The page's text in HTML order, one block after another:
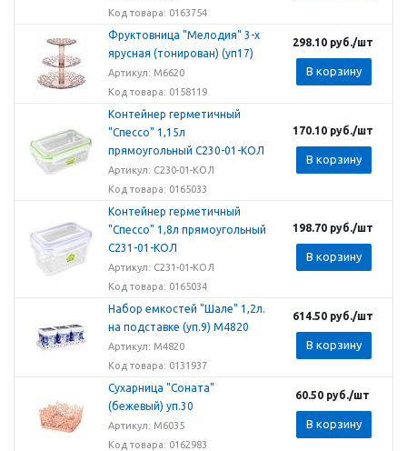
Код товара: 0163754
Фруктовница "Мелодия" 3-х
ярусная (тонирован) (уп17)
Артикул: М6620
Код товара: 0158119
298.10руб./шт
В корзину
Контейнер герметичный
"Спессо" 1,15л
прямоугольный С230-01-КОЛ
Артикул: С230-01-КОЛ
Код товара: 0165033
170.10руб./шт
В корзину
Контейнер герметичный
"Спессо" 1,8л прямоугольный
С231-01-КОЛ
Артикул: С231-01-КОЛ
Код товара: 0165034
198.70руб./шт
В корзину
Набор емкостей "Шале" 1,2л.
на подставке (уп.9) М4820
Артикул: М4820
Код товара: 0131937
614.50руб./шт
В корзину
Сухарница "Соната"
(бежевый) уп.30
Артикул: М6035
Код товара: 0162983
60.50 руб./шт
В корзину